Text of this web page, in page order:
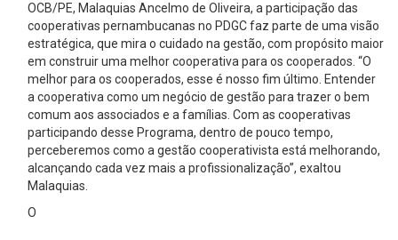
OCB/PE, Malaquias Ancelmo de Oliveira, a participação das
cooperativas pernambucanas no PDGC faz parte de uma visão
estratégica, que mira o cuidado na gestão, com propósito maior
em construir uma melhor cooperativa para os cooperados. “O
melhor para os cooperados, esse é nosso fim último. Entender
a cooperativa como um negócio de gestão para trazer o bem
comum aos associados e a famílias. Com as cooperativas
participando desse Programa, dentro de pouco tempo,
perceberemos como a gestão cooperativista está melhorando,
alcançando cada vez mais a profissionalização”, exaltou
Malaquias.
O